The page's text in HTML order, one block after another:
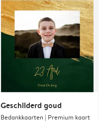
Geschilderd goud
Bedankkaarten | Premium kaart